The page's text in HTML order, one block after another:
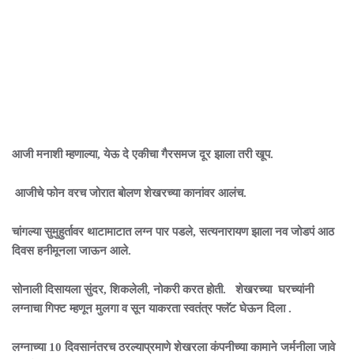
आजी मनाशी म्हणाल्या, येऊ दे एकीचा गैरसमज दूर झाला तरी खूप.
आजीचे फोन वरच जोरात बोलण शेखरच्या कानांवर आलंच.
चांगल्या सुमुहुर्तावर थाटामाटात लग्न पार पडले, सत्यनारायण झाला नव जोडपं आठ
दिवस हनीमूनला जाऊन आले.
सोनाली दिसायला सुंदर, शिकलेली, नोकरी करत होती. शेखरच्या घरच्यांनी
लग्नाचा गिफ्ट म्हणून मुलगा व सून याकरता स्वतंत्र फ्लॅट घेऊन दिला .
लग्नाच्या 10 दिवसानंतरच ठरल्याप्रमाणे शेखरला कंपनीच्या कामाने जर्मनीला जावे